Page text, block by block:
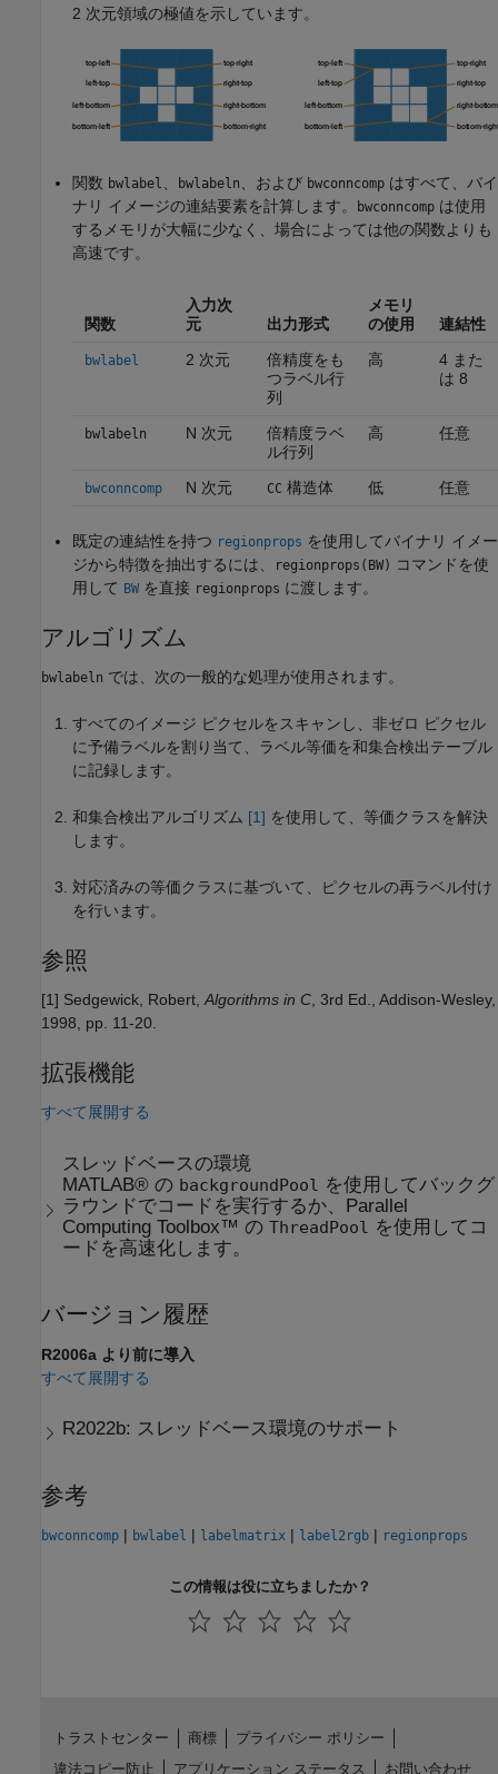
2 次元領域の極値を示しています。
関数 bwlabel bwlabeln 、および bwconncomp はすべて、バイ
ナリ イメージの連結要素を計算します。
bwconncomp は使用
するメモリが大幅に少なく、場合によっては他の関数よりも
高速です。
関数
入力次
元
出力形式
メモリ
の使用
連結性
bwlabel 2 次元
倍精度をも
つラベル行
列
高
4 また
は 8
bwlabeln N 次元
倍精度ラベ
ル行列
高 任意
bwconncomp N 次元 CC構造体 低 任意
既定の連結性を持つ regionprops を使用してバイナリ イメー
ジから特徴を抽出するには、
regionprops(BW) コマンドを使
用して BW を直接 regionprops に渡します。
アルゴリズム
bwlabeln では、次の一般的な処理が使用されます。
すべてのイメージ ピクセルをスキャンし、非ゼロ ピクセル
に予備ラベルを割り当て、ラベル等価を和集合検出テーブル
に記録します。
和集合検出アルゴリズム [1] を使用して、等価クラスを解決
します。
対応済みの等価クラスに基づいて、ピクセルの再ラベル付け
を行います。
参照
[1] Sedgewick, Robert, Algorithms in C , 3rd Ed., Addison-Wesley,
1998, pp. 11-20.
拡張機能
すべて展開する
スレッドベースの環境
MATLAB® の backgroundPool
を使用してバックグ
ラウンドでコードを実行するか、Parallel
Computing Toolbox™ のThreadPool
を使用してコ
ードを高速化します。
バージョン履歴
R2006a より前に導入
すべて展開する
R2022b: スレッドベース環境のサポート
参考
bwconncomp | bwlabel | labelmatrix | label2rgb | regionprops
この情報は役に立ちましたか？
トラストセンター 商標
プライバシー ポリシー
違法コピー防止
アプリケーション ステータス お問い合わせ